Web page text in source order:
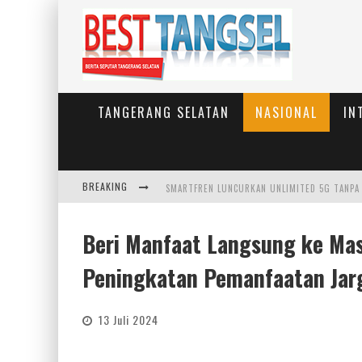
TANGERANG SELATAN NASIONAL
BREAKING
Beri Manfaat Langsung ke
Peningkatan Pemanfaatan
13 Juli 2024